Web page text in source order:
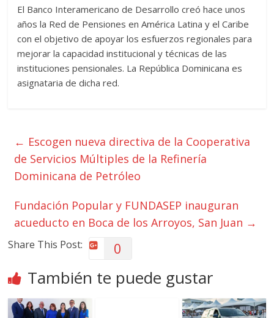
El Banco Interamericano de Desarrollo creó hace unos
años la Red de Pensiones en América Latina y el Caribe
con el objetivo de apoyar los esfuerzos regionales para
mejorar la capacidad institucional y técnicas de las
instituciones pensionales. La República Dominicana es
asignataria de dicha red.
← Escogen nueva directiva de la Cooperativa
de Servicios Múltiples de la Refinería
Dominicana de Petróleo
Fundación Popular y FUNDASEP inauguran
acueducto en Boca de los Arroyos, San Juan →
Share This Post: 0
También te puede gustar